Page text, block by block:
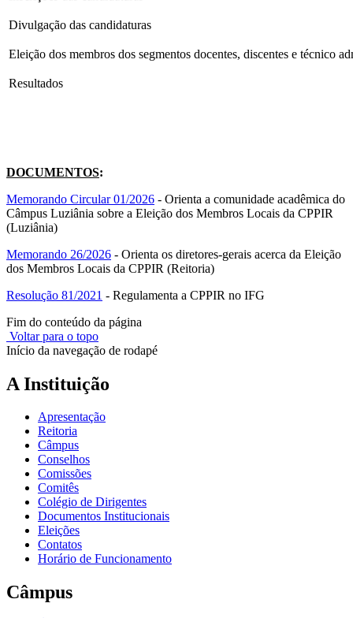
Divulgação das candidaturas
Eleição dos membros dos segmentos docentes, discentes e técnico
Resultados
DOCUMENTOS:
Memorando Circular 01/2026 - Orienta a comunidade acadêmica do
Câmpus Luziânia sobre a Eleição dos Membros Locais da CPPIR
(Luziânia)
Memorando 26/2026 - Orienta os diretores-gerais acerca da Eleição
dos Membros Locais da CPPIR (Reitoria)
Resolução 81/2021 - Regulamenta a CPPIR no IFG
Fim do conteúdo da página
Voltar para o topo
Início da navegação de rodapé
A Instituição
Apresentação
Reitoria
Câmpus
Conselhos
Comissões
Comitês
Colégio de Dirigentes
Documentos Institucionais
Eleições
Contatos
Horário de Funcionamento
Câmpus